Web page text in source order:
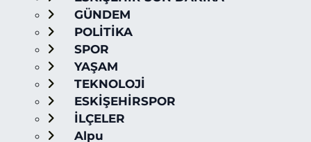
GÜNDEM
POLİTİKA
SPOR
YAŞAM
TEKNOLOJİ
ESKİŞEHİRSPOR
İLÇELER
Alpu